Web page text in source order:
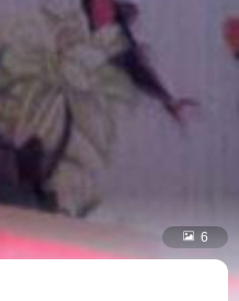
 6